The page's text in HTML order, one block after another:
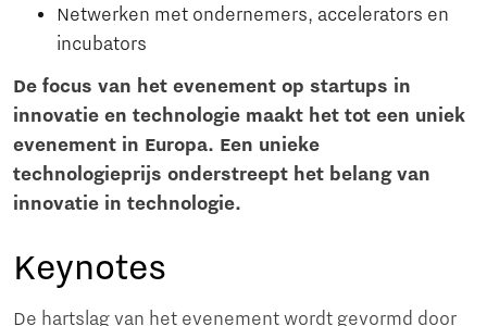
Netwerken met ondernemers, accelerators en
incubators
De focus van het evenement op startups in
innovatie en technologie maakt het tot een uniek
evenement in Europa. Een unieke
technologieprijs onderstreept het belang van
innovatie in technologie.
Keynotes
De hartslag van het evenement wordt gevormd door